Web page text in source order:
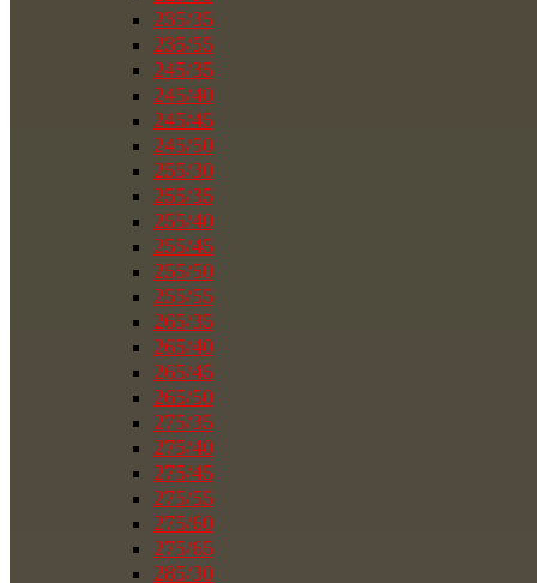
235/35
235/55
245/35
245/40
245/45
245/50
255/30
255/35
255/40
255/45
255/50
255/55
265/35
265/40
265/45
265/50
275/35
275/40
275/45
275/55
275/60
275/65
285/30